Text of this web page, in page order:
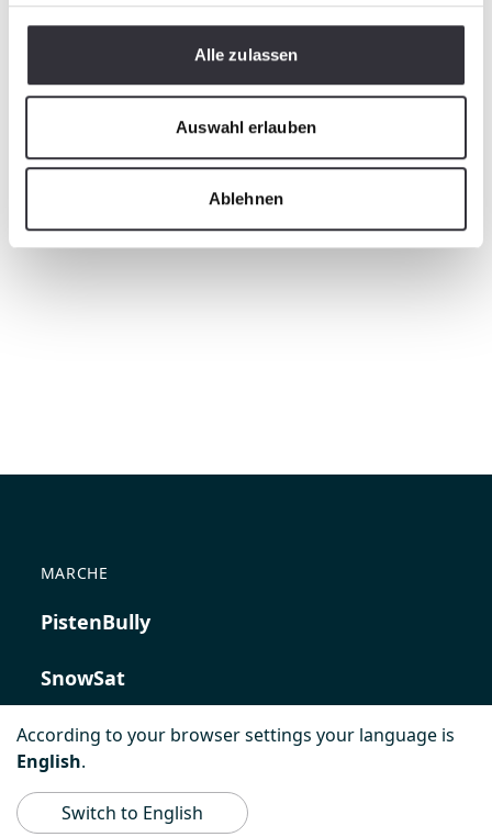
Alle zulassen
Auswahl erlauben
Ablehnen
MARCHE
PistenBully
SnowSat
PowerBully
BeachTech
According to your browser settings your language is
English.
Switch to English